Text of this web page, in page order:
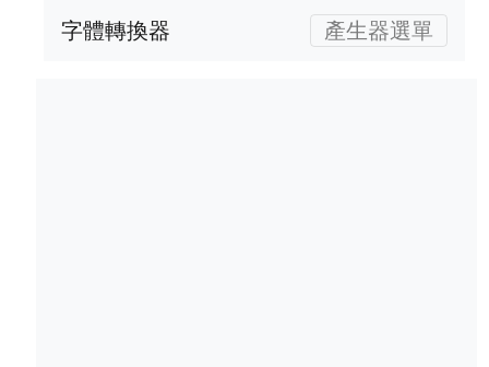
字體轉換器 產生器選單